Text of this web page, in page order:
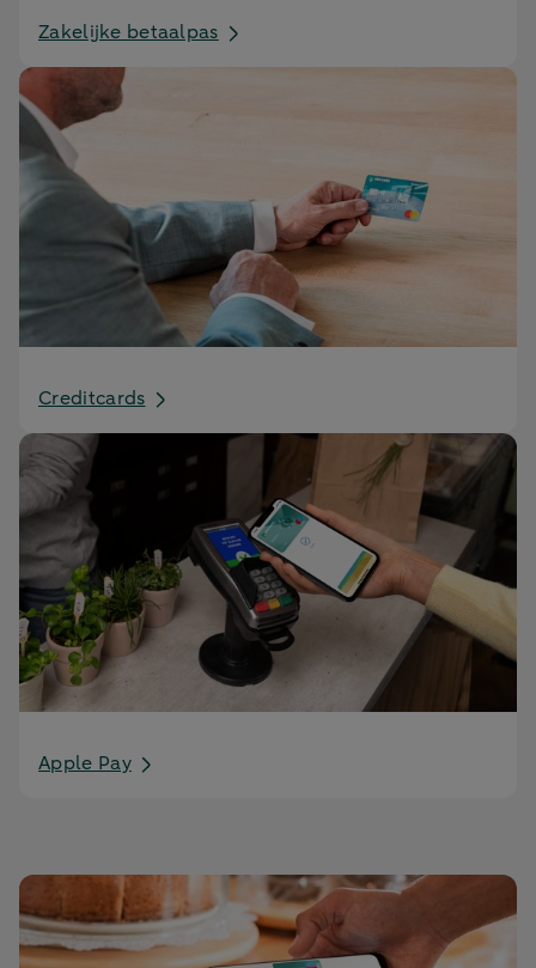
Zakelijke betaalpas
Creditcards
Apple Pay